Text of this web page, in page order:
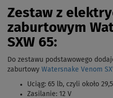
Zestaw z
zaburtowym
SXW 65:
Do zestawu podstawowego
zaburtowy Watersnake Venom
Uciąg: 65 lb, czyli około
Zasilanie: 12 V